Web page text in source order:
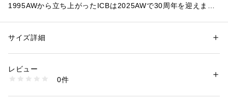
1995AWから立ち上がったICBは2025AWで30周年を迎えまし
アルバムをめくるようにICBの歴史を振り返ることのできる特
■デザインICBオリジナルプリントの華やかな総柄が目を惹く、
ノースリーブのタックインデザインワンピースです。肩にあし
性別：レディース
素材：[表地]ポリエステル:100%[裏地]ポリエステル:100%
洗濯：【本体のみ】40℃まで手洗い可 塩素系漂白不可 タンブル乾燥不可
日陰つり干し乾燥 アイロンは160℃まで 弱いドライクリーニング（石油
※詳しい洗濯方法については、商品の品質表示タグをご覧ください
サイズ詳細
レビュー
0件